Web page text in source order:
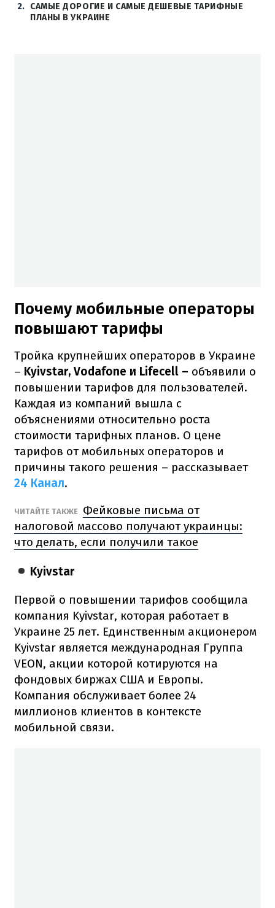
2
САМЫЕ ДОРОГИЕ И САМЫЕ ДЕШЕВЫЕ ТАРИФНЫЕ
ПЛАНЫ В УКРАИНЕ
Почему мобильные операторы
повышают тарифы
Тройка крупнейших операторов в Украине
– Kyivstar, Vodafone и Lifecell – объявили о
повышении тарифов для пользователей.
Каждая из компаний вышла с
объяснениями относительно роста
стоимости тарифных планов. О цене
тарифов от мобильных операторов и
причины такого решения – рассказывает
24 Канал.
ЧИТАЙТЕ ТАКЖЕ Фейковые письма от
налоговой массово получают украинцы:
что делать, если получили такое
Kyivstar
Первой о повышении тарифов сообщила
компания Kyivstar, которая работает в
Украине 25 лет. Единственным акционером
Kyivstar является международная Группа
VEON, акции которой котируются на
фондовых биржах США и Европы.
Компания обслуживает более 24
миллионов клиентов в контексте
мобильной связи.